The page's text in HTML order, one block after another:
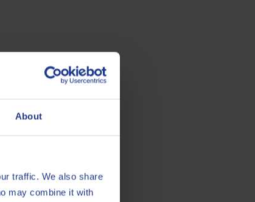
About
traffic. We also share
may combine it with
en speciale
in staven, stangen,
en profielen voor alle